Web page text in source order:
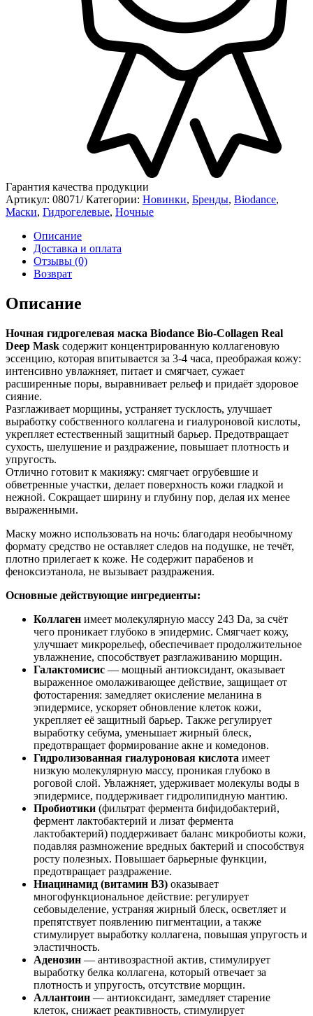
Гарантия качества продукции
Артикул: 08071/ Категории: Новинки, Бренды, Biodance,
Маски, Гидрогелевые, Ночные
Описание
Доставка и оплата
Отзывы (0)
Возврат
Описание
Ночная гидрогелевая маска Biodance Bio-Collagen Real
Deep Mask содержит концентрированную коллагеновую
эссенцию, которая впитывается за 3-4 часа, преображая кожу:
интенсивно увлажняет, питает и смягчает, сужает
расширенные поры, выравнивает рельеф и придаёт здоровое
сияние.
Разглаживает морщины, устраняет тусклость, улучшает
выработку собственного коллагена и гиалуроновой кислоты,
укрепляет естественный защитный барьер. Предотвращает
сухость, шелушение и раздражение, повышает плотность и
упругость.
Отлично готовит к макияжу: смягчает огрубевшие и
обветренные участки, делает поверхность кожи гладкой и
нежной. Сокращает ширину и глубину пор, делая их менее
выраженными.
Маску можно использовать на ночь: благодаря необычному
формату средство не оставляет следов на подушке, не течёт,
плотно прилегает к коже. Не содержит парабенов и
феноксиэтанола, не вызывает раздражения.
Основные действующие ингредиенты:
Коллаген имеет молекулярную массу 243 Da, за счёт
чего проникает глубоко в эпидермис. Смягчает кожу,
улучшает микрорельеф, обеспечивает продолжительное
увлажнение, способствует разглаживанию морщин.
Галактомисис — мощный антиоксидант, оказывает
выраженное омолаживающее действие, защищает от
фотостарения: замедляет окисление меланина в
эпидермисе, ускоряет обновление клеток кожи,
укрепляет её защитный барьер. Также регулирует
выработку себума, уменьшает жирный блеск,
предотвращает формирование акне и комедонов.
Гидролизованная гиалуроновая кислота имеет
низкую молекулярную массу, проникая глубоко в
роговой слой. Увлажняет, удерживает молекулы воды в
эпидермисе, поддерживает гидролипидную мантию.
Пробиотики (фильтрат фермента бифидобактерий,
фермент лактобактерий и лизат фермента
лактобактерий) поддерживает баланс микробиоты кожи,
подавляя размножение вредных бактерий и способствуя
росту полезных. Повышает барьерные функции,
предотвращает раздражение.
Ниацинамид (витамин B3) оказывает
многофункциональное действие: регулирует
себовыделение, устраняя жирный блеск, осветляет и
препятствует появлению пигментации, а также
стимулирует выработку коллагена, повышая упругость и
эластичность.
Аденозин — антивозрастной актив, стимулирует
выработку белка коллагена, который отвечает за
плотность и упругость, отсутствие морщин.
Аллантоин — антиоксидант, замедляет старение
клеток, снижает реактивность, стимулирует